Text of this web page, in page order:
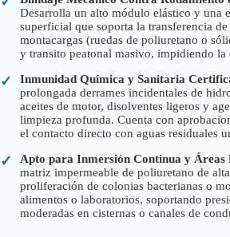
Desarrolla un alto módulo elástico y una
superficial que soporta la transferencia
montacargas (ruedas de poliuretano o
y transito peatonal masivo, impidiendo la
✓ Inmunidad Química y Sanitaria
prolongada derrames incidentales de
aceites de motor, disolventes ligeros y
limpieza profunda. Cuenta con
el contacto directo con aguas residuales
✓ Apto para Inmersión Continua y Áreas
matriz impermeable de poliuretano de
proliferación de colonias bacterianas o
alimentos o laboratorios, soportando
moderadas en cisternas o canales de